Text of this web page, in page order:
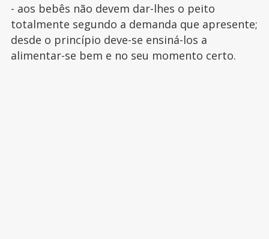
- aos bebês não devem dar-lhes o peito
totalmente segundo a demanda que apresente;
desde o princípio deve-se ensiná-los a
alimentar-se bem e no seu momento certo.